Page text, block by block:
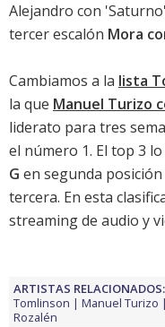
Alejandro con 'Saturno'
tercer escalón Mora
Cambiamos a la lista
la que Manuel Turizo
liderato para tres
el número 1. El top 3
G en segunda posición
tercera. En esta
streaming de audio y
ARTISTAS RELACIONADOS:
Tomlinson
Manuel Turizo
Rozalén